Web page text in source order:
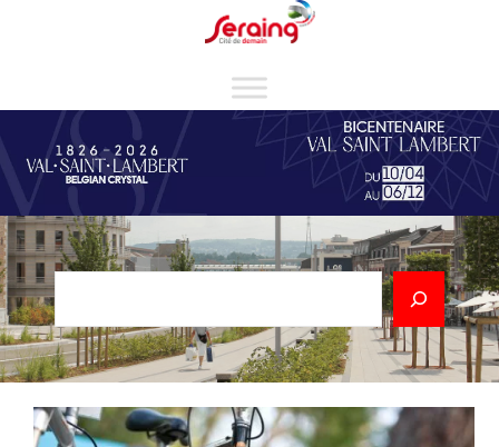
Rechercher
Cookies management panel